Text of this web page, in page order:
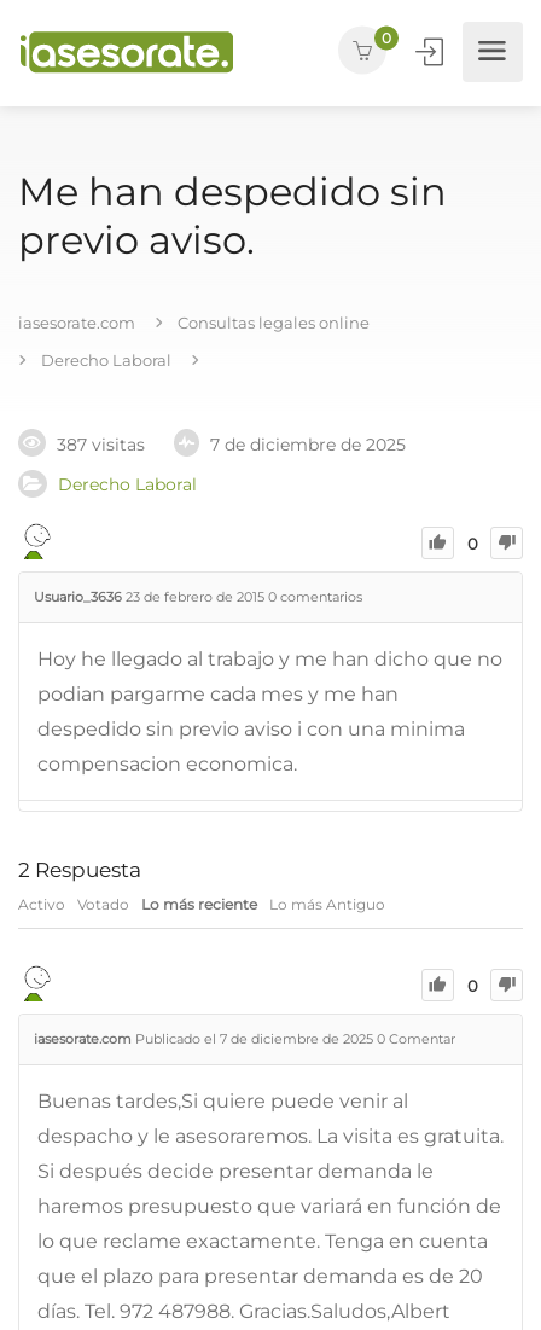
0
Me han despedido sin
previo aviso.
iasesorate.com
Consultas legales online
Derecho Laboral
387 visitas
7 de diciembre de 2025
Derecho Laboral
0
Usuario_3636 23 de febrero de 2015 0 comentarios
Hoy he llegado al trabajo y me han dicho que no
podian pargarme cada mes y me han
despedido sin previo aviso i con una minima
compensacion economica.
2 Respuesta
Activo Votado Lo más reciente Lo más Antiguo
0
iasesorate.com Publicado el 7 de diciembre de 2025 0 Comentar
Buenas tardes,Si quiere puede venir al
despacho y le asesoraremos. La visita es gratuita.
Si después decide presentar demanda le
haremos presupuesto que variará en función de
lo que reclame exactamente. Tenga en cuenta
que el plazo para presentar demanda es de 20
días. Tel. 972 487988. Gracias.Saludos,Albert